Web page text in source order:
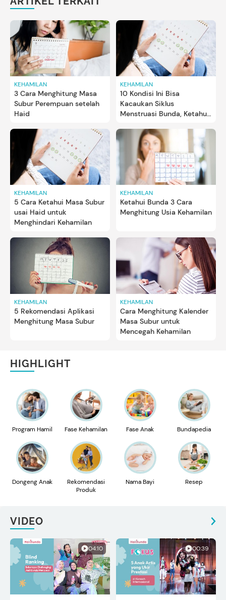
KEHAMILAN
3 Cara Menghitung Masa
Subur Perempuan setelah
Haid
KEHAMILAN
10 Kondisi Ini Bisa
Kacaukan Siklus
Menstruasi Bunda, Ketahui
KEHAMILAN
5 Cara Ketahui Masa Subur
usai Haid untuk
Menghindari Kehamilan
KEHAMILAN
Ketahui Bunda 3 Cara
Menghitung Usia Kehamilan
KEHAMILAN
5 Rekomendasi Aplikasi
Menghitung Masa Subur
KEHAMILAN
Cara Menghitung Kalender
Masa Subur untuk
Mencegah Kehamilan
HIGHLIGHT
Program Hamil Fase Kehamilan Fase Anak Bundapedia
Dongeng Anak
Rekomendasi
Produk
Nama Bayi Resep
VIDEO
04:10 00:39